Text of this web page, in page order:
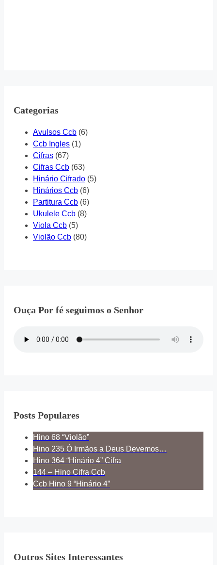
Categorias
Avulsos Ccb (6)
Ccb Ingles (1)
Cifras (67)
Cifras Ccb (63)
Hinário Cifrado (5)
Hinários Ccb (6)
Partitura Ccb (6)
Ukulele Ccb (8)
Viola Ccb (5)
Violão Ccb (80)
Ouça Por fé seguimos o Senhor
Posts Populares
Hino 68 “Violão”
Hino 235 Ó Irmãos a Deus Devemos…
Hino 364 “Hinário 4” Cifra
144 – Hino Cifra Ccb
Ccb Hino 9 “Hinário 4”
Outros Sites Interessantes